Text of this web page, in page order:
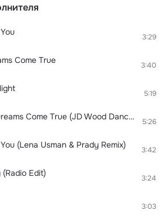
3:29
Come True 3:40
5:19
Until All Your Dreams Come True (JD Wood Dance Mix) 5:26
(Lena Usman & Prady Remix) 3:42
Edit) 3:24
3:03